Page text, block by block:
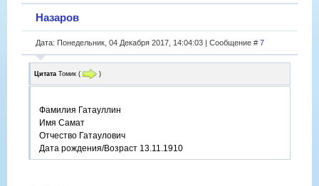
Назаров
Дата: Понедельник, 04 Декабря 2017, 14:04:03 | Сообщение # 7
Цитата Томик ( )
Фамилия Гатауллин
Имя Самат
Отчество Гатаулович
Дата рождения/Возраст 13.11.1910